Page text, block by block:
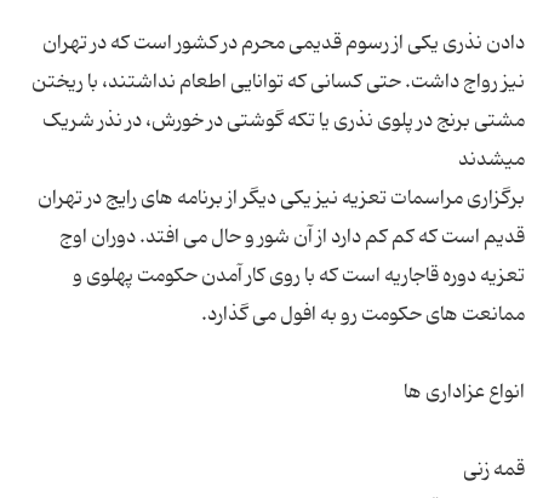
دادن نذری یکی از رسوم قدیمی محرم در کشور است که در تهران
نیز رواج داشت. حتی کسانی که توانایی اطعام نداشتند، با ریختن
مشتی برنج در پلوی نذری یا تکه گوشتی در خورش، در نذر شریک
برگزاری مراسمات تعزیه نیز یکی دیگر از برنامه های رایج در تهران
قدیم است که کم کم دارد از آن شور و حال می افتد. دوران اوج
تعزیه دوره قاجاریه است که با روی کار آمدن حکومت پهلوی و